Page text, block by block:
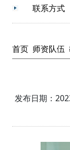
联系方式
首页 师资队伍
发布日期：